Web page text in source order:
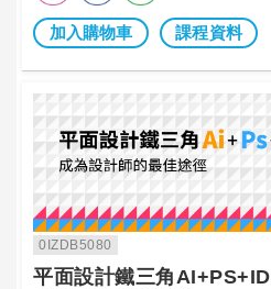
加入購物車 課程資料
0IZDB5080
平面設計鐵三角AI+PS+ID